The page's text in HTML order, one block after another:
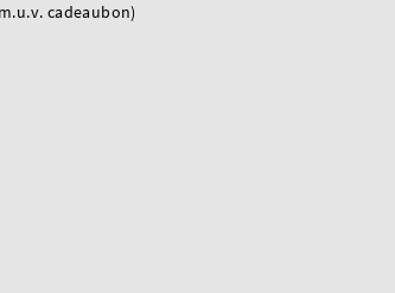
cadeaubon)